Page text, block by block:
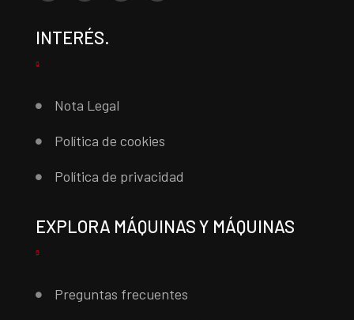
INTERÉS.
Nota Legal
Política de cookies
Política de privacidad
EXPLORA MÁQUINAS Y MÁQUINAS
Preguntas frecuentes